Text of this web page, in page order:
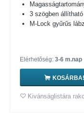
3 szögben
M-Lock gyűrűs
Elérhetőség: 3-6 m.nap
KOSÁRBA!
Kivánságlistára